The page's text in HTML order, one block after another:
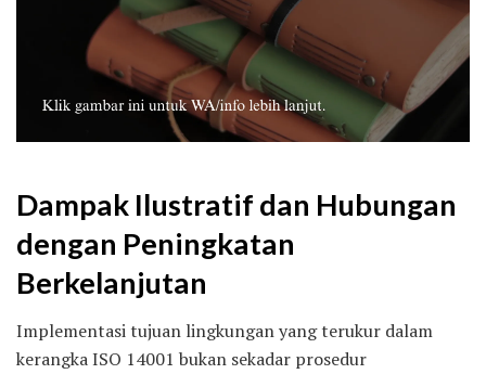
Dampak Ilustratif dan Hubungan
dengan Peningkatan
Berkelanjutan
Implementasi tujuan lingkungan yang terukur dalam
kerangka ISO 14001 bukan sekadar prosedur